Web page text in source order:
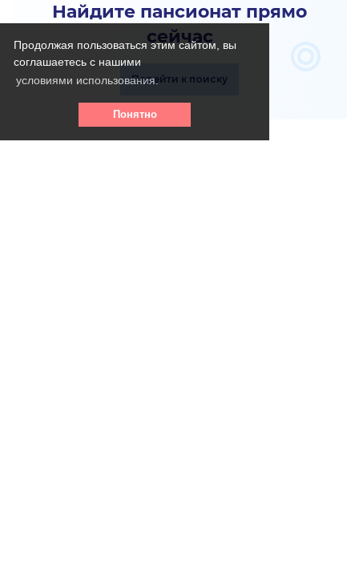
Продолжая пользоваться этим сайтом, вы
соглашаетесь с нашими
условиями использования.
Понятно
Найдите пансионат прямо
сейчас
Перейти к поиску